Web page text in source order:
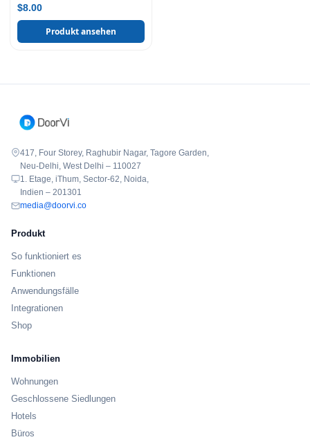
$8.00
Produkt ansehen
417, Four Storey, Raghubir Nagar, Tagore Garden,
Neu-Delhi, West Delhi – 110027
1. Etage, iThum, Sector-62, Noida,
Indien – 201301
media@doorvi.co
Produkt
So funktioniert es
Funktionen
Anwendungsfälle
Integrationen
Shop
Immobilien
Wohnungen
Geschlossene Siedlungen
Hotels
Büros